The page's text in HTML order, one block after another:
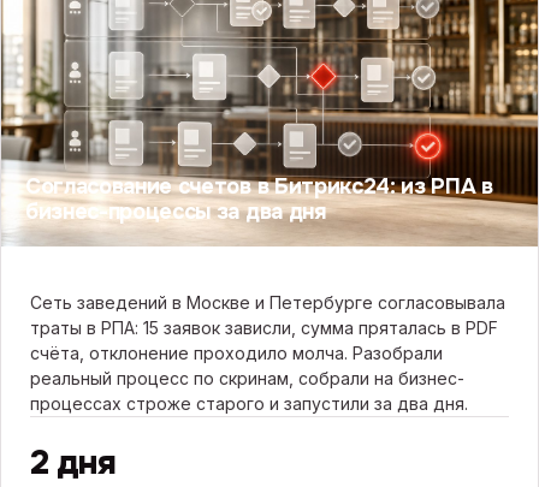
Согласование счетов в Битрикс24: из РПА в
бизнес-процессы за два дня
Сеть заведений в Москве и Петербурге согласовывала
траты в РПА: 15 заявок зависли, сумма пряталась в PDF
счёта, отклонение проходило молча. Разобрали
реальный процесс по скринам, собрали на бизнес-
процессах строже старого и запустили за два дня.
2 дня